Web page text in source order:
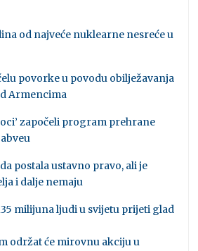
od najveće nuklearne nesreće u
povorke u povodu obilježavanja
Armencima
započeli program prehrane
postala ustavno pravo, ali je
i dalje nemaju
milijuna ljudi u svijetu prijeti glad
održat će mirovnu akciju u